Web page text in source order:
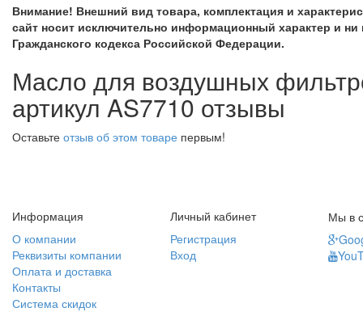
Внимание! Внешний вид товара, комплектация и
сайт носит исключительно информационный характер и
Гражданского кодекса Российской Федерации.
Масло для воздушных
артикул AS7710 отзывы
Оставьте отзыв об этом товаре первым!
Информация
О компании
Реквизиты компании
Оплата и доставка
Контакты
Система скидок
Личный кабинет
Регистрация
Вход
Мы в